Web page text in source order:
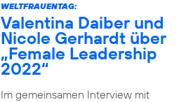
WELTFRAUENTAG:
Valentina Daiber und
Nicole Gerhardt über
„Female Leadership
2022“
Im gemeinsamen Interview mit